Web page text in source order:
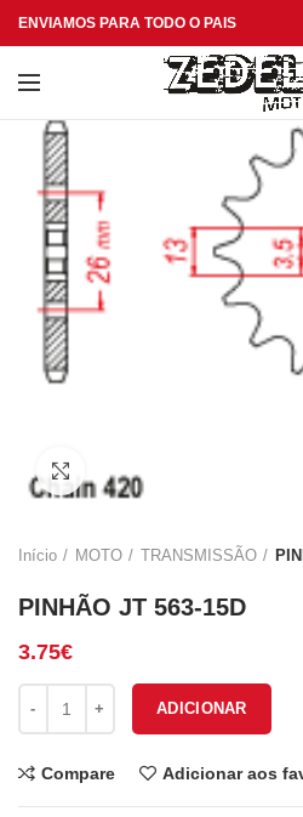
ENVIAMOS PARA TODO O PAIS
Click to enlarge
Início MOTO TRANSMISSÃO
PINHÃO JT 563-15D
3.75€
ADICIONAR
Compare Adicionar aos